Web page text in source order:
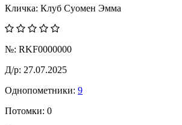
Кличка: Клуб Суомен Эмма
№: RKF0000000
Д/р: 27.07.2025
Однопометники: 9
Потомки: 0